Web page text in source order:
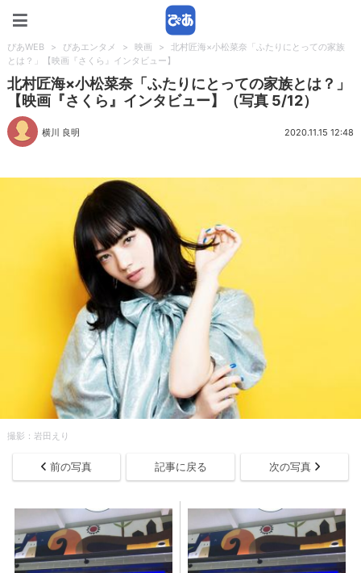
ぴあWEB > ぴあエンタメ > 映画 >
北村匠海×小松菜奈「ふたりにとっての家族
とは？」【映画『さくら』インタビュー】
北村匠海×小松菜奈「ふたりにとっての家族とは？」
【映画『さくら』インタビュー】（写真 5/12）
横川 良明 2020.11.15 12:48
撮影：岩田えり
前の写真 記事に戻る 次の写真